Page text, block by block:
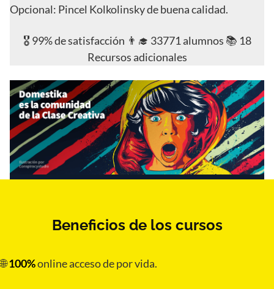
Opcional: Pincel Kolkolinsky de buena calidad.
🎖️ 99% de satisfacción 👨‍🎓 33771 alumnos 📚 18
Recursos adicionales
Beneficios de los cursos
🌐100%online acceso de por vida.